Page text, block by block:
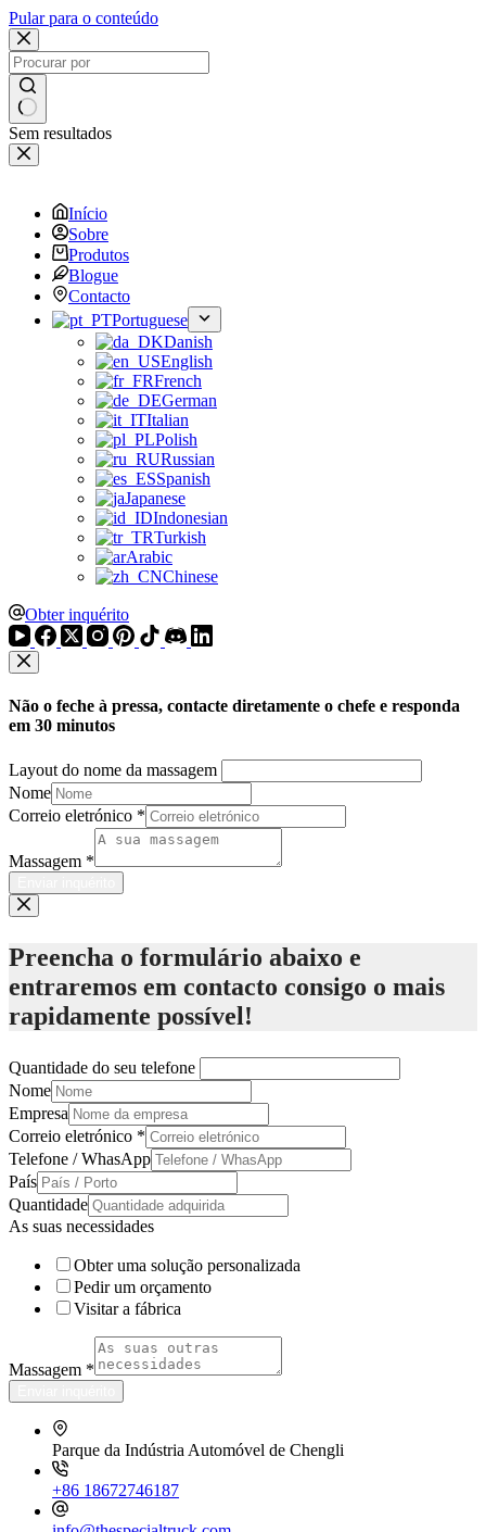
Pular para o conteúdo
Sem resultados
Início
Sobre
Produtos
Blogue
Contacto
Portuguese
Danish
English
French
German
Italian
Polish
Russian
Spanish
Japanese
Indonesian
Turkish
Arabic
Chinese
Obter inquérito
Não o feche à pressa, contacte diretamente o chefe e responda
em 30 minutos
Layout do nome da massagem
Nome
Correio eletrónico *
Massagem *
Preencha o formulário abaixo e
entraremos em contacto consigo o mais
rapidamente possível!
Quantidade do seu telefone
Nome
Empresa
Correio eletrónico *
Telefone / WhasApp
País
Quantidade
As suas necessidades
Obter uma solução personalizada
Pedir um orçamento
Visitar a fábrica
Massagem *
Parque da Indústria Automóvel de Chengli
+86 18672746187